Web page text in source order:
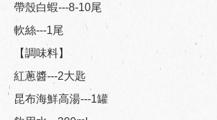
帶殼白蝦---8-10尾
軟絲---1尾
【調味料】
紅蔥醬---2大匙
昆布海鮮高湯---1罐